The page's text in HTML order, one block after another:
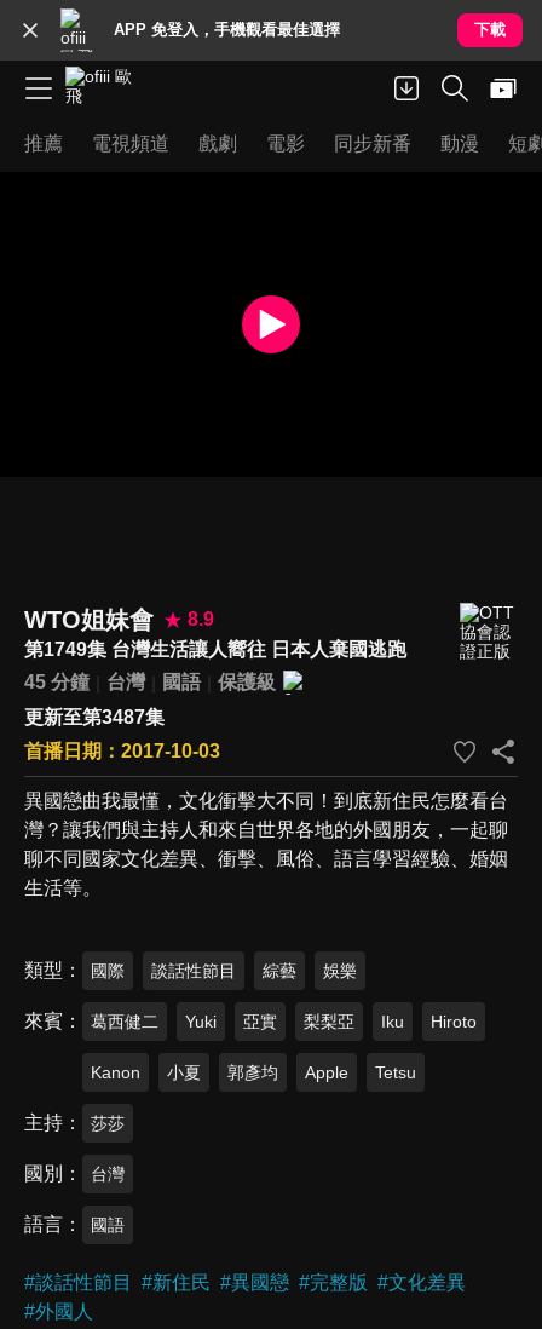
APP 免登入，手機觀看最佳選擇 下載
推薦 電視頻道 戲劇 電影 同步新番 動漫 短
WTO姐妹會
8.9
第1749集 台灣生活讓人嚮往 日本人棄國逃跑
45 分鐘
台灣 國語
保護級
更新至第3487集
首播日期：2017-10-03
異國戀曲我最懂，文化衝擊大不同！到底新住民怎麼看台
灣？讓我們與主持人和來自世界各地的外國朋友，一起聊
聊不同國家文化差異、衝擊、風俗、語言學習經驗、婚姻
生活等。
類型 國際 談話性節目 綜藝 娛樂
來賓 葛西健二 Yuki 亞實 梨梨亞 Iku Hiroto
Kanon 小夏 郭彥均 Apple Tetsu
主持 莎莎
國別 台灣
語言 國語
#談話性節目 #新住民 #異國戀 #完整版 #文化差異
#外國人